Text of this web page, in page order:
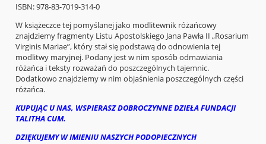
ISBN: 978-83-7019-314-0
W książeczce tej pomyślanej jako modlitewnik różańcowy
znajdziemy fragmenty Listu Apostolskiego Jana Pawła II „Rosarium
Virginis Mariae”, który stał się podstawą do odnowienia tej
modlitwy maryjnej. Podany jest w nim sposób odmawiania
różańca i teksty rozważań do poszczególnych tajemnic.
Dodatkowo znajdziemy w nim objaśnienia poszczególnych części
różańca.
KUPUJĄC U NAS, WSPIERASZ DOBROCZYNNE DZIEŁA FUNDACJI
TALITHA CUM.
DZIĘKUJEMY W IMIENIU NASZYCH PODOPIECZNYCH